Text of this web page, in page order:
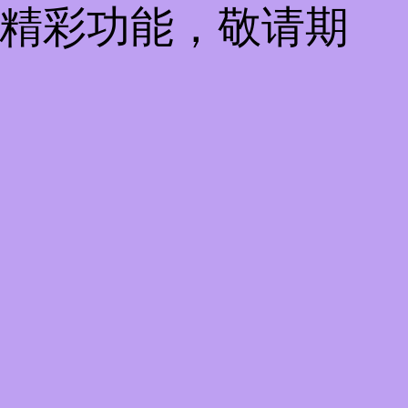
彩功能，敬请期